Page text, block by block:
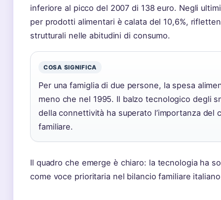
inferiore al picco del 2007 di 138 euro. Negli
per prodotti alimentari è calata del 10,6%,
strutturali nelle abitudini di consumo.
COSA SIGNIFICA
Per una famiglia di due persone, la spesa
meno che nel 1995. Il balzo tecnologico degli
della connettività ha superato l’importanza del
familiare.
Il quadro che emerge è chiaro: la tecnologia ha
come voce prioritaria nel bilancio familiare